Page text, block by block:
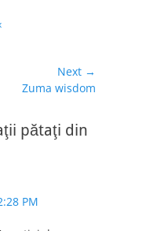
Next →
Zuma wisdom
pătaţi din
PM